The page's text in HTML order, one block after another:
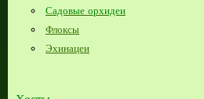
Садовые орхидеи
Флоксы
Эхинацеи